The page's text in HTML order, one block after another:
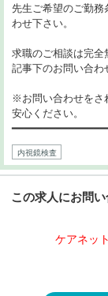
先生ご希望のご勤務
わせ下さい。
求職のご相談は完全
記事下のお問い合わ
※お問い合わせをさ
安心ください。
内視鏡検査
この求人にお問
ケアネッ